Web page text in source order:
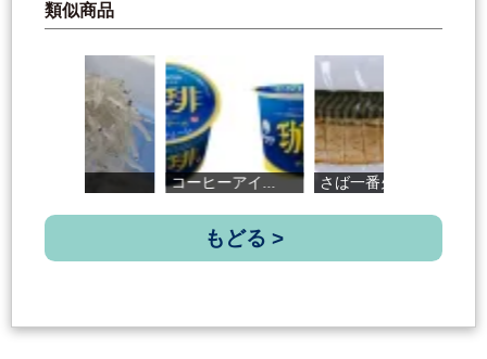
類似商品
コーヒーアイ... さば一番火節
もどる >